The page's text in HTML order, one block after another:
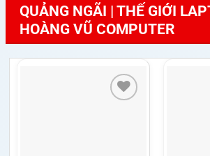
QUẢNG NGÃI | THẾ GIỚI
HOÀNG VŨ COMPUTER